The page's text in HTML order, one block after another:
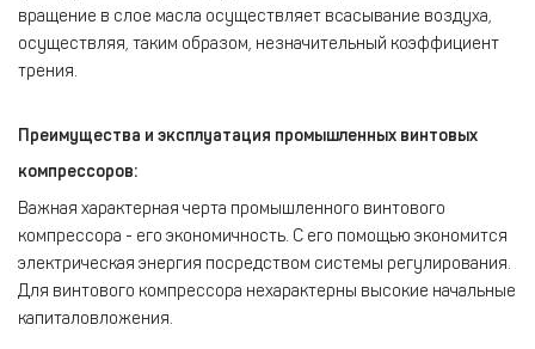
вращение в слое масла осуществляет всасывание воздуха,
осуществляя, таким образом, незначительный коэффициент
трения.
Преимущества и эксплуатация промышленных винтовых
компрессоров:
Важная характерная черта промышленного винтового
компрессора - его экономичность. С его помощью экономится
электрическая энергия посредством системы регулирования.
Для винтового компрессора нехарактерны высокие начальные
капиталовложения.